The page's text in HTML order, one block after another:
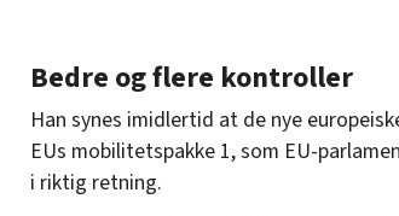
Bedre og flere kontroller
Han synes imidlertid at de nye
EUs mobilitetspakke 1, som EU-
i riktig retning.